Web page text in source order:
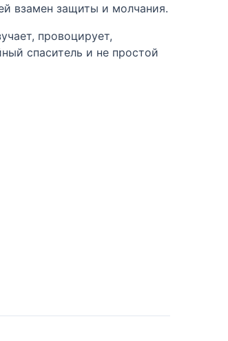
взамен защиты и молчания.
провоцирует,
спаситель и не простой